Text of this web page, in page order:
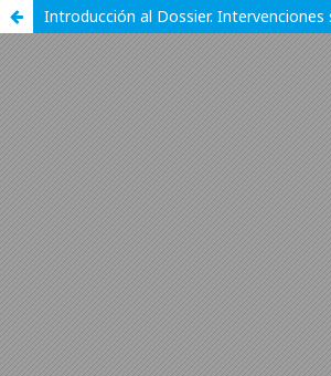
Introducción al Dossier.